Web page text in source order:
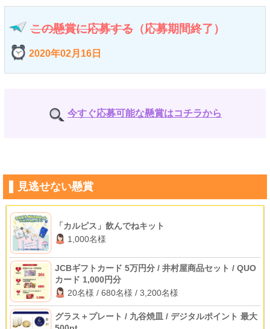
この懸賞に応募する （応募期間終了）
2020年02月16日
今すぐ応募可能な懸賞はコチラから
見逃せない懸賞
「カルピス」飲んでねキット
1,000名様
JCBギフトカード 5万円分 / 井村屋商品セット / QUO
カード 1,000円分
20名様 / 680名様 / 3,200名様
グラス＋プレート / 九谷焼皿 / デジタルポイント 最大